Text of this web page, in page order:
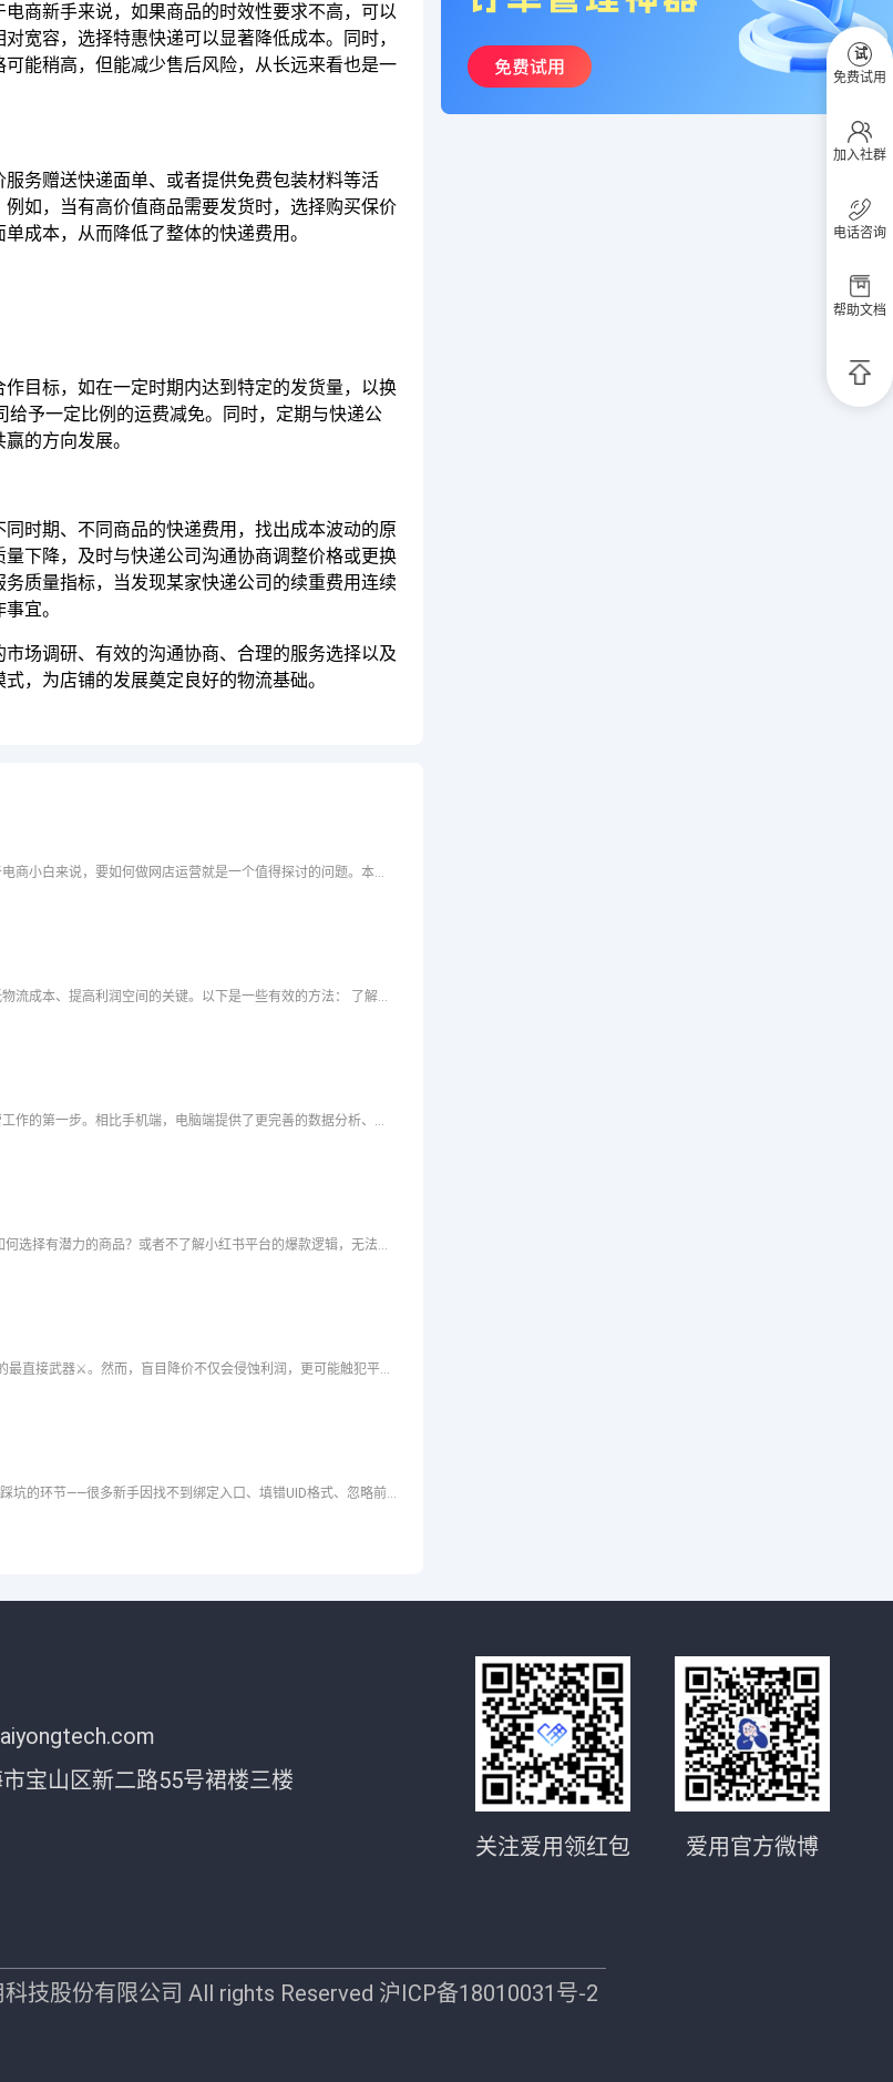
商新手来说，如果商品的时效性要求不高，可以
宽容，选择特惠快递可以显著降低成本。同时，
能稍高，但能减少售后风险，从长远来看也是一
务赠送快递面单、或者提供免费包装材料等活
如，当有高价值商品需要发货时，选择购买保价
成本，从而降低了整体的快递费用。
目标，如在一定时期内达到特定的发货量，以换
予一定比例的运费减免。同时，定期与快递公
的方向发展。
时期、不同商品的快递费用，找出成本波动的原
下降，及时与快递公司沟通协商调整价格或更换
质量指标，当发现某家快递公司的续重费用连续
宜。
场调研、有效的沟通协商、合理的服务选择以及
，为店铺的发展奠定良好的物流基础。
随着互联网的发展，电商行业日益繁荣，越来越多的人选择开设网店。对于电商小白来说，要如何做网店运营就是一个值得探讨的问题。本文将为电商小白提供一些网店运营的基本建议，赶紧瞧一瞧吧。电商小白要如何做网店运
对于新手卖家来说，找到一家价格合理、服务可靠的快递公司合作，是降低物流成本、提高利润空间的关键。以下是一些有效的方法： 了解当地快递市场 首先，新手卖家需要了解当地的快递市场
对于刚入驻抖音小店的商家来说，快速找到电脑端登录入口是开展日常运营工作的第一步。相比手机端，电脑端提供了更完善的数据分析、批量操作和店铺管理功能，能够显著提升工作效率。本文将为您详细解析多种快速定位抖
🚀 作为小红书电商卖家，您是否在运营过程中遇到了这样的困扰：不知道如何选择有潜力的商品？或者不了解小红书平台的爆款逻辑，无法打造出真正的爆款商品？小红书作为国内领先的社交电商平台，已成为品牌商家获取
在拼多多这个以“性价比”著称的电商平台上，“低价”是吸引点击、撬动流量的最直接武器⚔️。然而，盲目降价不仅会侵蚀利润，更可能触犯平台规则，导致商品降权甚至店铺处罚。因此，商家们迫切需要一套系统的打法：
🔑 抖店绑定达人UID是商家对接达人带货的核心操作，也是新手商家最容易踩坑的环节——很多新手因找不到绑定入口、填错UID格式、忽略前置条件，导致绑定失败，错过带货合作机会。2026年抖音电商后台界面
宝山区新二路55号裙楼三楼
关注爱用领红包 爱用官方微博
技股份有限公司 All rights Reserved 沪ICP备18010031号-2
试
免费试用
加入社群
电话咨询
帮助文档